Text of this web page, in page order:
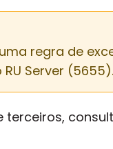
regra de
Server (5655).
terceiros,